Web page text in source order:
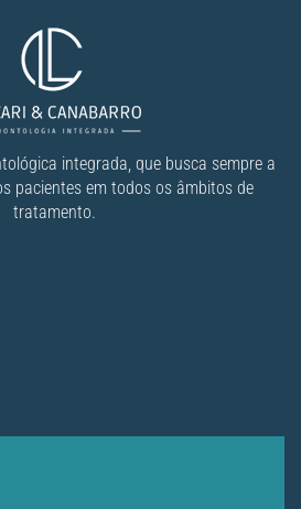
integrada, que busca sempre a
pacientes em todos os âmbitos de
tratamento.